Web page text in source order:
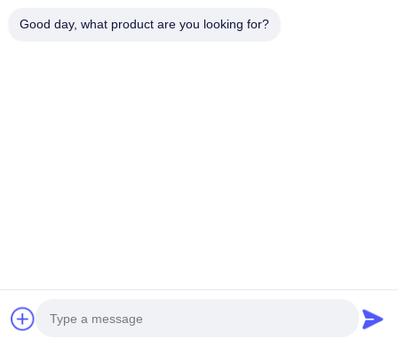
Charger dengan 22KW Fast
Charging Swipe Card & WiFi
Kendaraan Listrik Pengisi
Good day, what product are you looking for?